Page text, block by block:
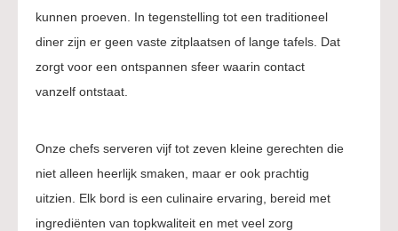
kunnen proeven. In tegenstelling tot een traditioneel
diner zijn er geen vaste zitplaatsen of lange tafels. Dat
zorgt voor een ontspannen sfeer waarin contact
vanzelf ontstaat.
Onze chefs serveren vijf tot zeven kleine gerechten die
niet alleen heerlijk smaken, maar er ook prachtig
uitzien. Elk bord is een culinaire ervaring, bereid met
ingrediënten van topkwaliteit en met veel zorg